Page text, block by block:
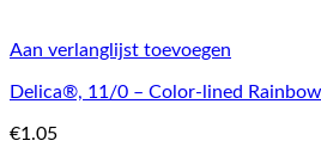
Aan verlanglijst toevoegen
Delica®, 11/0 – Color-lined
€1.05